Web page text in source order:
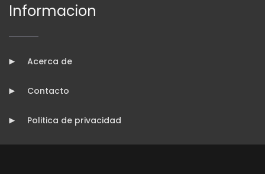
Informacion
Acerca de
Contacto
Politica de privacidad